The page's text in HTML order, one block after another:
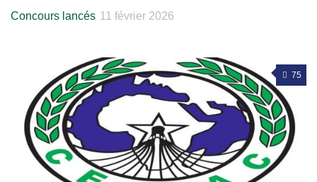
Concours lancés 11 février 2026
75